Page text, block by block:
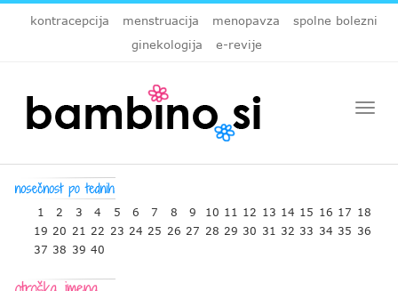
kontracepcija menstruacija menopavza
spolne bolezni
ginekologija
e-revije
1 2 3 4 5 6 7 8 9 10 11 12 13 14 15 16 17 18
19 20 21 22 23 24 25 26 27 28 29 30 31 32 33 34 35 36
37 38 39 40